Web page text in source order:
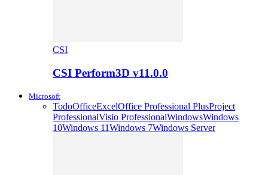
CSI
CSI Perform3D v11.0.0
Microsoft
TodoOfficeExcelOffice Professional PlusProject
ProfessionalVisio ProfessionalWindowsWindows
10Windows 11Windows 7Windows Server